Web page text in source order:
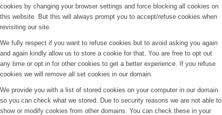
cookies by changing your browser settings and force blocking all cookies on
this website. But this will always prompt you to accept/refuse cookies when
revisiting our site.
We fully respect if you want to refuse cookies but to avoid asking you again
and again kindly allow us to store a cookie for that. You are free to opt out
any time or opt in for other cookies to get a better experience. If you refuse
cookies we will remove all set cookies in our domain.
We provide you with a list of stored cookies on your computer in our domain
so you can check what we stored. Due to security reasons we are not able to
show or modify cookies from other domains. You can check these in your